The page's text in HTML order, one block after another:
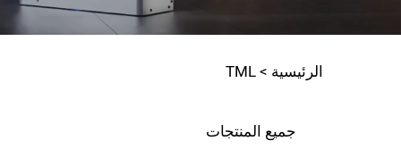
الرئيسية > TML
جميع المنتجات